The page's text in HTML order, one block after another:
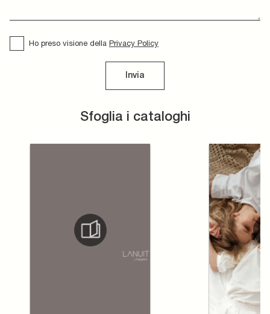
Sfoglia i cataloghi
Ho preso visione della Privacy Policy
Invia